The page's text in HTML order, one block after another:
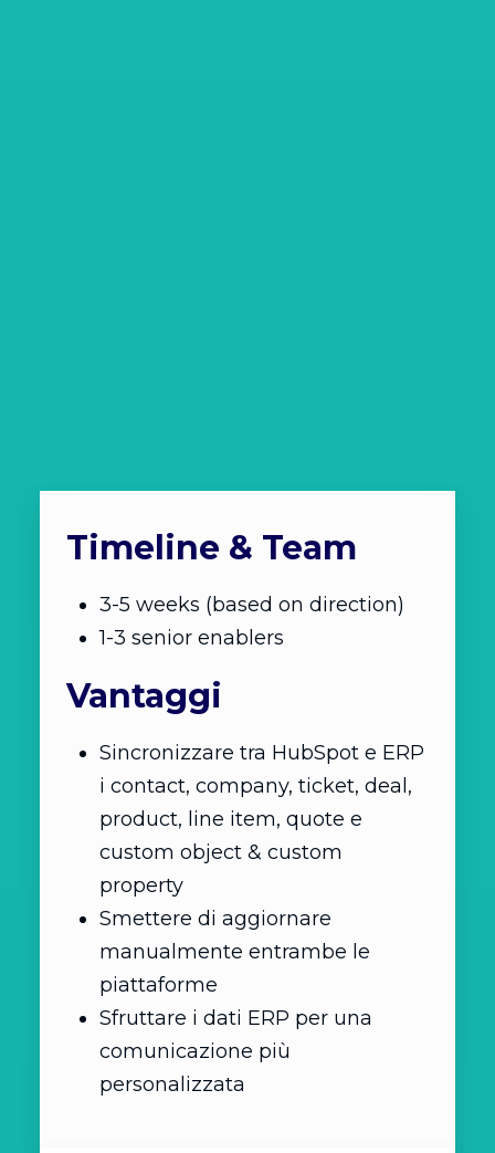
Timeline & Team
3-5 weeks (based on direction)
1-3 senior enablers
Vantaggi
Sincronizzare tra HubSpot e ERP
i contact, company, ticket, deal,
product, line item, quote e
custom object & custom
property
Smettere di aggiornare
manualmente entrambe le
piattaforme
Sfruttare i dati ERP per una
comunicazione più
personalizzata